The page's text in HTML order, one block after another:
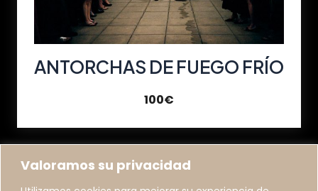
Valoramos su privacidad
ANTORCHAS DE FUEGO FRÍO
100€